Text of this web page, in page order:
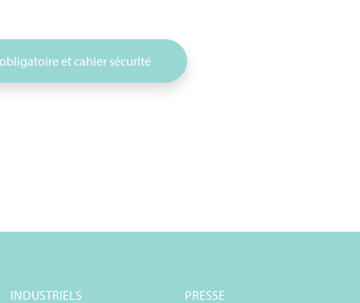
ligatoire et cahier sécurité
INDUSTRIELS PRESSE